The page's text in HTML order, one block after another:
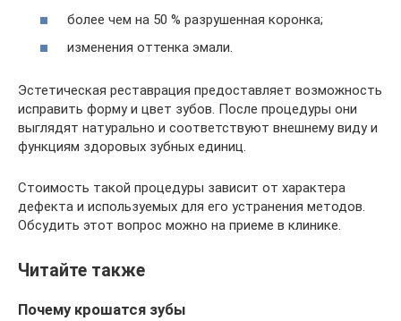
более чем на 50 % разрушенная коронка;
изменения оттенка эмали.
Эстетическая реставрация предоставляет возможность
исправить форму и цвет зубов. После процедуры они
выглядят натурально и соответствуют внешнему виду и
функциям здоровых зубных единиц.
Стоимость такой процедуры зависит от характера
дефекта и используемых для его устранения методов.
Обсудить этот вопрос можно на приеме в клинике.
Читайте также
Почему крошатся зубы